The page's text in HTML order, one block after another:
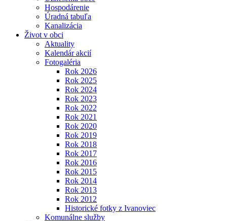
Hospodárenie
Úradná tabuľa
Kanalizácia
Život v obci
Aktuality
Kalendár akcií
Fotogaléria
Rok 2026
Rok 2025
Rok 2024
Rok 2023
Rok 2022
Rok 2021
Rok 2020
Rok 2019
Rok 2018
Rok 2017
Rok 2016
Rok 2015
Rok 2014
Rok 2013
Rok 2012
Historické fotky z Ivanoviec
Komunálne služby